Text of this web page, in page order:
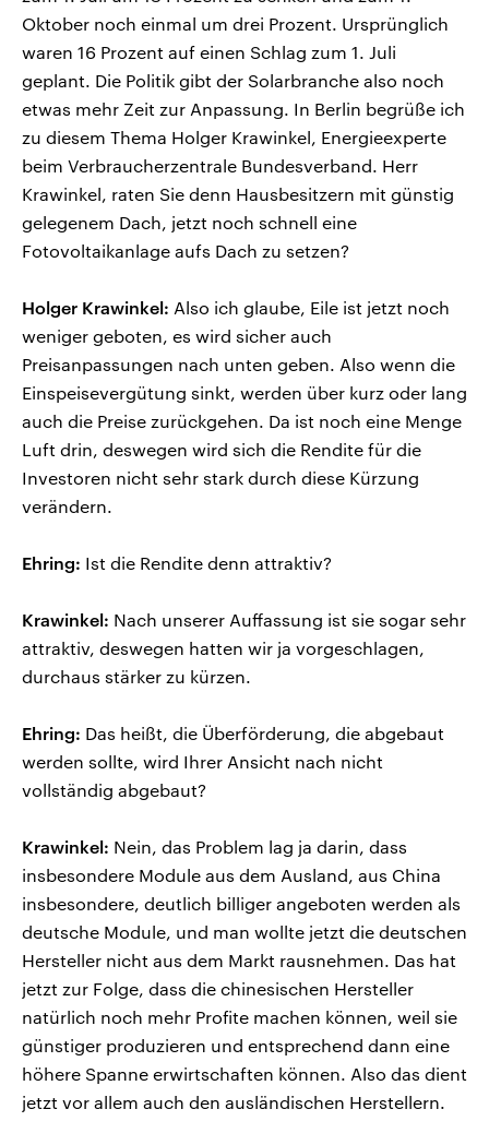
Oktober noch einmal um drei Prozent. Ursprünglich
waren 16 Prozent auf einen Schlag zum 1. Juli
geplant. Die Politik gibt der Solarbranche also noch
etwas mehr Zeit zur Anpassung. In Berlin begrüße ich
zu diesem Thema Holger Krawinkel, Energieexperte
beim Verbraucherzentrale Bundesverband. Herr
Krawinkel, raten Sie denn Hausbesitzern mit günstig
gelegenem Dach, jetzt noch schnell eine
Fotovoltaikanlage aufs Dach zu setzen?
Holger Krawinkel: Also ich glaube, Eile ist jetzt noch
weniger geboten, es wird sicher auch
Preisanpassungen nach unten geben. Also wenn die
Einspeisevergütung sinkt, werden über kurz oder lang
auch die Preise zurückgehen. Da ist noch eine Menge
Luft drin, deswegen wird sich die Rendite für die
Investoren nicht sehr stark durch diese Kürzung
verändern.
Ehring: Ist die Rendite denn attraktiv?
Krawinkel: Nach unserer Auffassung ist sie sogar sehr
attraktiv, deswegen hatten wir ja vorgeschlagen,
durchaus stärker zu kürzen.
Ehring: Das heißt, die Überförderung, die abgebaut
werden sollte, wird Ihrer Ansicht nach nicht
vollständig abgebaut?
Krawinkel: Nein, das Problem lag ja darin, dass
insbesondere Module aus dem Ausland, aus China
insbesondere, deutlich billiger angeboten werden als
deutsche Module, und man wollte jetzt die deutschen
Hersteller nicht aus dem Markt rausnehmen. Das hat
jetzt zur Folge, dass die chinesischen Hersteller
natürlich noch mehr Profite machen können, weil sie
günstiger produzieren und entsprechend dann eine
höhere Spanne erwirtschaften können. Also das dient
jetzt vor allem auch den ausländischen Herstellern.